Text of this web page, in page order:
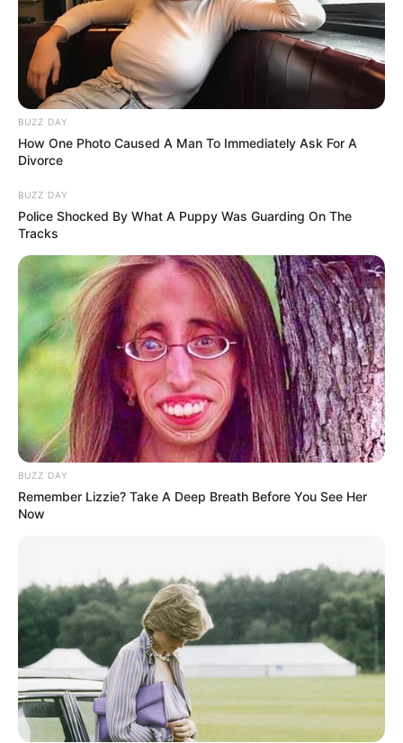
BUZZ DAY
How One Photo Caused A Man To Immediately Ask For A
Divorce
BUZZ DAY
Police Shocked By What A Puppy Was Guarding On The
Tracks
BUZZ DAY
Remember Lizzie? Take A Deep Breath Before You See Her
Now